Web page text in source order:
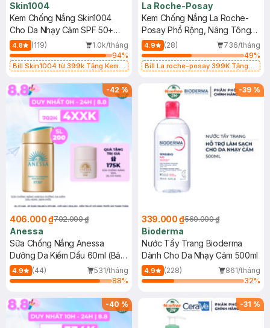
Skin1004
Kem Chống Nắng Skin1004
Cho Da Nhạy Cảm SPF 50+
50ml
4.8 (119)
1.0k/tháng
94%
Bill Skin1004 từ 399k Tặng Kem
SPF 50+ 20ml (SL Có Hạn)
La Roche-Posay
Kem Chống Nắng La Roche-
Posay Phổ Rộng, Nâng Tông
Kiềm Dầu 50ml
4.9 (28)
736/tháng
49%
Bill La roche-posay 399K Tặng
(SL có hạn)
-42%
406.000 ₫702.000 ₫
Anessa
Sữa Chống Nắng Anessa
Dưỡng Da Kiềm Dầu 60ml (Bản
Mới)
4.9 (44)
531/tháng
88%
-39 %
339.000 ₫560.000 ₫
Bioderma
Nước Tẩy Trang Bioderma
Dành Cho Da Nhạy Cảm 500ml
4.9 (228)
861/tháng
32%
-40% -31 %